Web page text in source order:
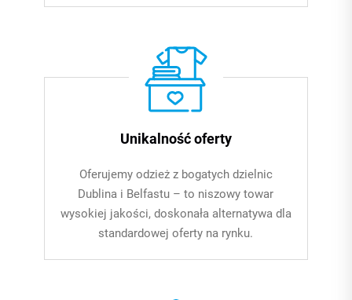
Unikalność oferty
Oferujemy odzież z bogatych dzielnic
Dublina i Belfastu – to niszowy towar
wysokiej jakości, doskonała alternatywa dla
standardowej oferty na rynku.